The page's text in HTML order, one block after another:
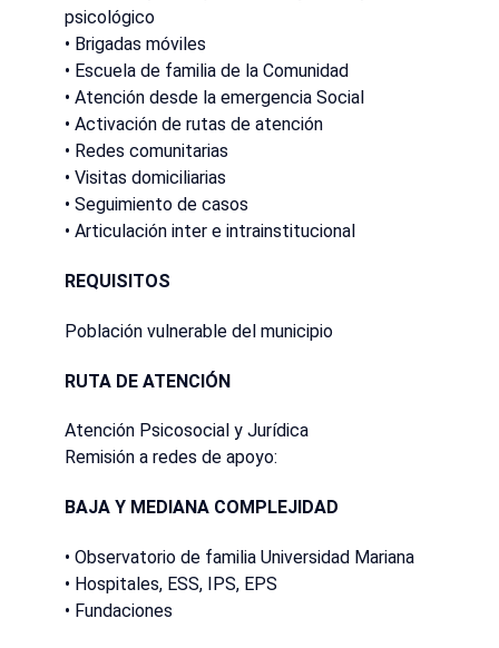
psicológico
• Brigadas móviles
• Escuela de familia de la Comunidad
• Atención desde la emergencia Social
• Activación de rutas de atención
• Redes comunitarias
• Visitas domiciliarias
• Seguimiento de casos
• Articulación inter e intrainstitucional
REQUISITOS
Población vulnerable del municipio
RUTA DE ATENCIÓN
Atención Psicosocial y Jurídica
Remisión a redes de apoyo:
BAJA Y MEDIANA COMPLEJIDAD
• Observatorio de familia Universidad Mariana
• Hospitales, ESS, IPS, EPS
• Fundaciones